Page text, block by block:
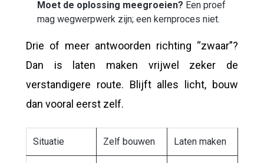
Moet de oplossing meegroeien? Een proef
mag wegwerpwerk zijn; een kernproces niet.
Drie of meer antwoorden richting “zwaar”?
Dan is laten maken vrijwel zeker de
verstandigere route. Blijft alles licht, bouw
dan vooral eerst zelf.
Situatie Zelf bouwen Laten maken